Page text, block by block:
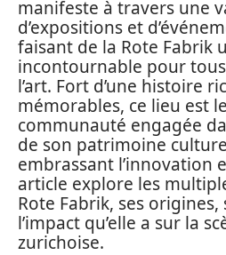
manifeste à travers une
d’expositions et
faisant de la Rote Fabrik
incontournable pour
l’art. Fort d’une histoire
mémorables, ce lieu est
communauté engagée
de son patrimoine
embrassant l’innovation
article explore les
Rote Fabrik, ses
l’impact qu’elle a sur la
zurichoise.